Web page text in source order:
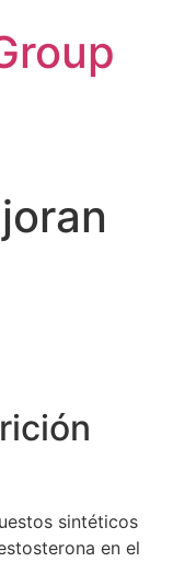
sintéticos
en el